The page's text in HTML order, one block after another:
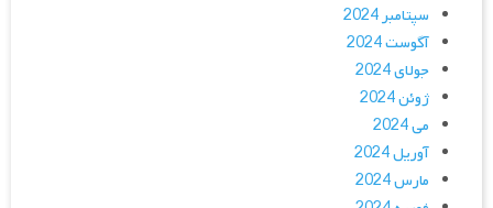
سپتامبر 2024
آگوست 2024
جولای 2024
ژوئن 2024
می 2024
آوریل 2024
مارس 2024